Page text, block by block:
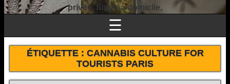
privée, fumer à domicile,
☰
ÉTIQUETTE :CANNABIS CULTURE FOR
TOURISTS PARIS